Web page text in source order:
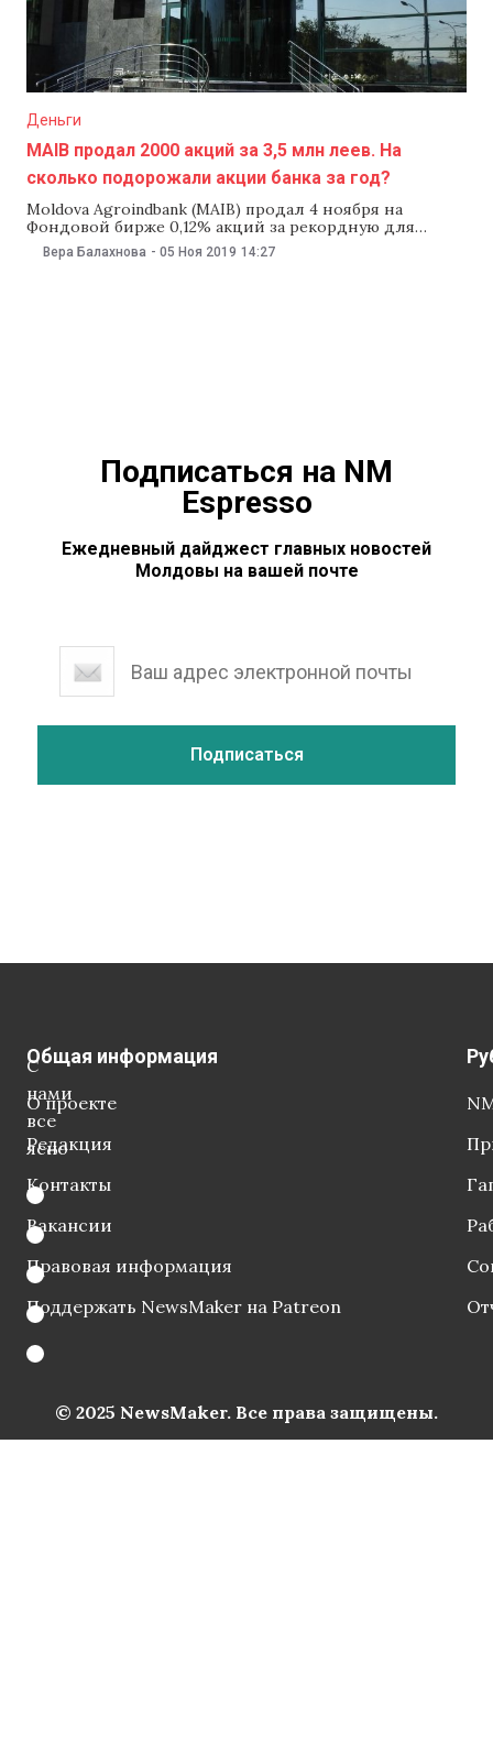
Деньги
MAIB продал 2000 акций за 3,5 млн леев. На
сколько подорожали акции банка за год?
Moldova Agroindbank (MAIB) продал 4 ноября на
Фондовой бирже 0,12% акций за рекордную для
Молдовы сумму — почти 3,5 млн леев. За год акции
банка подорожали более чем на 1,3 тыс. леев. MAIB
Вера Балахнова - 05 Ноя 2019 14:27
Подписаться на NM
Espresso
Ежедневный дайджест главных новостей
Молдовы на вашей почте
С
нами
все
ясно
Общая информация
О проекте
Редакция
Контакты
Вакансии
Правовая информация
Поддержать NewsMaker на Patreon
© 2025 NewsMaker. Все права защищены.